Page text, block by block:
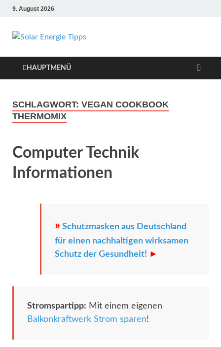
9. August 2026
Solar Energie
Tipps
Informationen und Tipps
HAUPTMENÜ
SCHLAGWORT: VEGAN COOKBOOK
THERMOMIX
Computer Technik
Informationen
» Schutzmasken aus Deutschland
für einen nachhaltigen wirksamen
Schutz der Gesundheit! ►
Stromspartipp: Mit einem eigenen
Balkonkraftwerk Strom sparen!